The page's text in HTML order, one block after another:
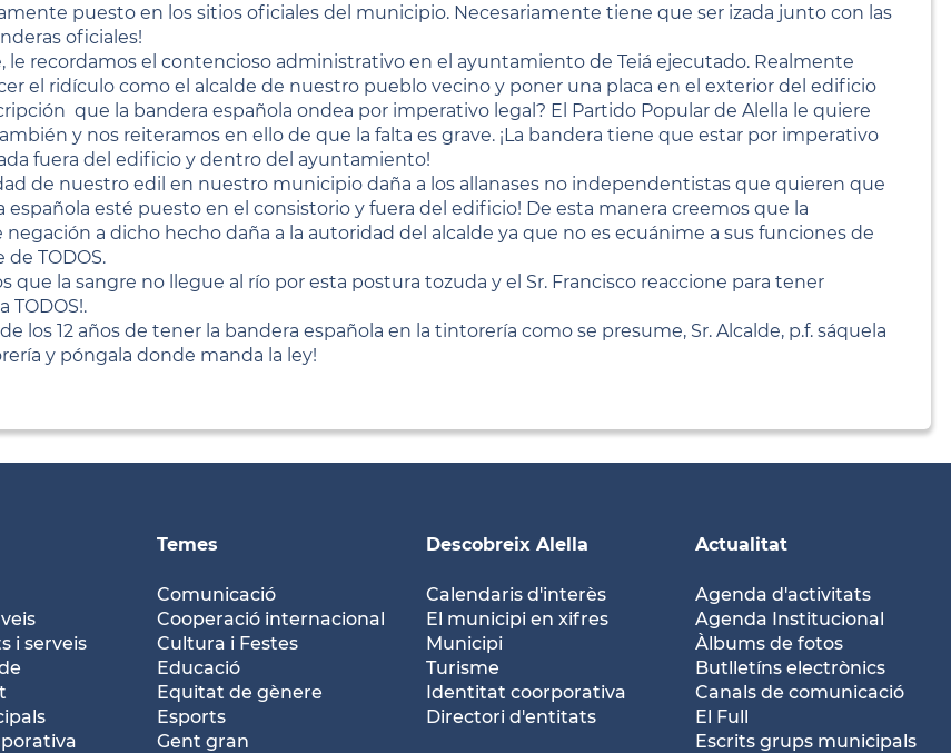
puesto en los sitios oficiales del municipio. Necesariamente tiene que ser izada junto con las
oficiales!
le recordamos el contencioso administrativo en el ayuntamiento de Teiá ejecutado. Realmente
el ridículo como el alcalde de nuestro pueblo vecino y poner una placa en el exterior del edificio
que la bandera española ondea por imperativo legal? El Partido Popular de Alella le quiere
y nos reiteramos en ello de que la falta es grave. ¡La bandera tiene que estar por imperativo
fuera del edificio y dentro del ayuntamiento!
de nuestro edil en nuestro municipio daña a los allanases no independentistas que quieren que
española esté puesto en el consistorio y fuera del edificio! De esta manera creemos que la
a dicho hecho daña a la autoridad del alcalde ya que no es ecuánime a sus funciones de
de TODOS.
que la sangre no llegue al río por esta postura tozuda y el Sr. Francisco reaccione para tener
TODOS!.
los 12 años de tener la bandera española en la tintorería como se presume, Sr. Alcalde, p.f. sáquela
y póngala donde manda la ley!
i serveis
Temes
Comunicació
Cooperació internacional
Cultura i Festes
Educació
Equitat de gènere
Esports
Gent gran
Descobreix Alella
Calendaris d'interès
El municipi en xifres
Municipi
Turisme
Identitat coorporativa
Directori d'entitats
Actualitat
Agenda d'activitats
Agenda Institucional
Àlbums de fotos
Butlletíns electrònics
Canals de comunicació
El Full
Escrits grups municipals